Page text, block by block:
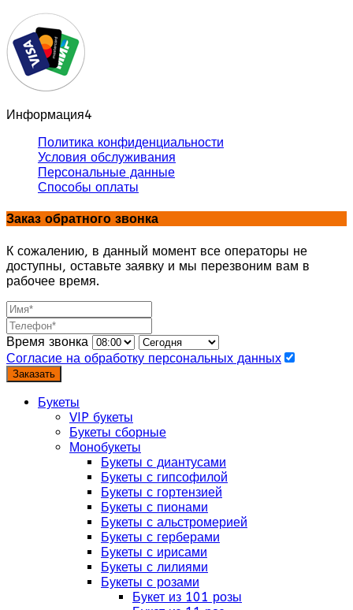
Информация4
Политика конфиденциальности
Условия обслуживания
Персональные данные
Способы оплаты
Заказ обратного звонка
К сожалению, в данный момент все операторы не
доступны, оставьте заявку и мы перезвоним вам в
рабочее время.
Время звонка
Согласие на обработку персональных данных
Заказать
Букеты
VIP букеты
Букеты сборные
Монобукеты
Букеты с диантусами
Букеты с гипсофилой
Букеты с гортензией
Букеты с пионами
Букеты с альстромерией
Букеты с герберами
Букеты с ирисами
Букеты с лилиями
Букеты с розами
Букет из 101 розы